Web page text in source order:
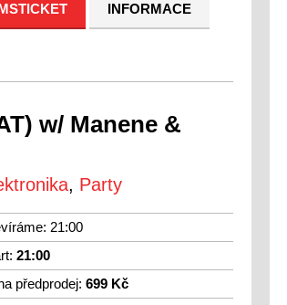
INFORMACE
w/ Manene &
, Party
21:00
21:00
předprodej: 699 Kč